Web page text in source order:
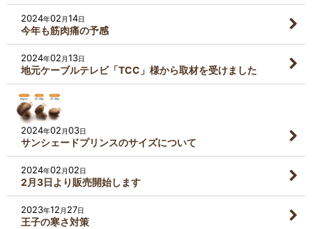
2024年02 月14日
今年も筋肉痛の予感
2024年02 月13日
地元ケーブルテレビ「TCC」様から取材を受けました
2024年02 月03日
サンシェードプリンスのサイズについて
2024年02 月02日
2月3日より販売開始します
2023年12 月 27日
王子の寒さ対策